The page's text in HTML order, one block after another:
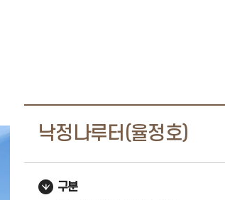
낙정나루터(율정호)
구분